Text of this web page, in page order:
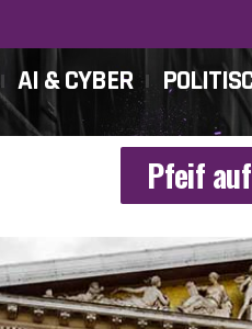
AI & CYBER
Pfeif